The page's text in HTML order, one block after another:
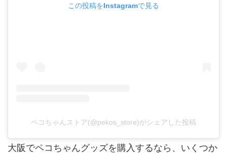
この投稿をInstagramで見る
ペコちゃんストア(@pekos_store)がシェアした投稿
大阪でペコちゃんグッズを購入するなら、いくつか